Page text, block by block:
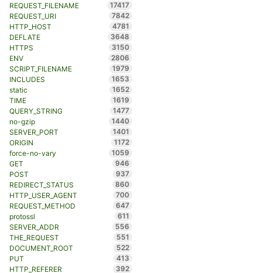
REQUEST_FILENAME
17417
REQUEST_URI
7842
HTTP_HOST
4781
DEFLATE
3648
HTTPS
3150
ENV
2806
SCRIPT_FILENAME
1979
INCLUDES
1653
static
1652
TIME
1619
QUERY_STRING
1477
no-gzip
1440
SERVER_PORT
1401
ORIGIN
1172
force-no-vary
1059
GET
946
POST
937
REDIRECT_STATUS
860
HTTP_USER_AGENT
700
REQUEST_METHOD
647
protossl
611
SERVER_ADDR
556
THE_REQUEST
551
DOCUMENT_ROOT
522
PUT
413
HTTP_REFERER
392